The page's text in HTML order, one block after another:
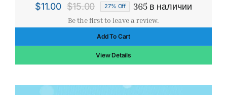
$15.00
Первоначальная
цена
составляла
$15.00.
$11.00
Текущая
цена:
$11.00.
27% Off 365 в наличии
Be the first to leave a review.
Add To Cart
View Details